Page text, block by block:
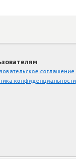
соглашение
конфиденциальности